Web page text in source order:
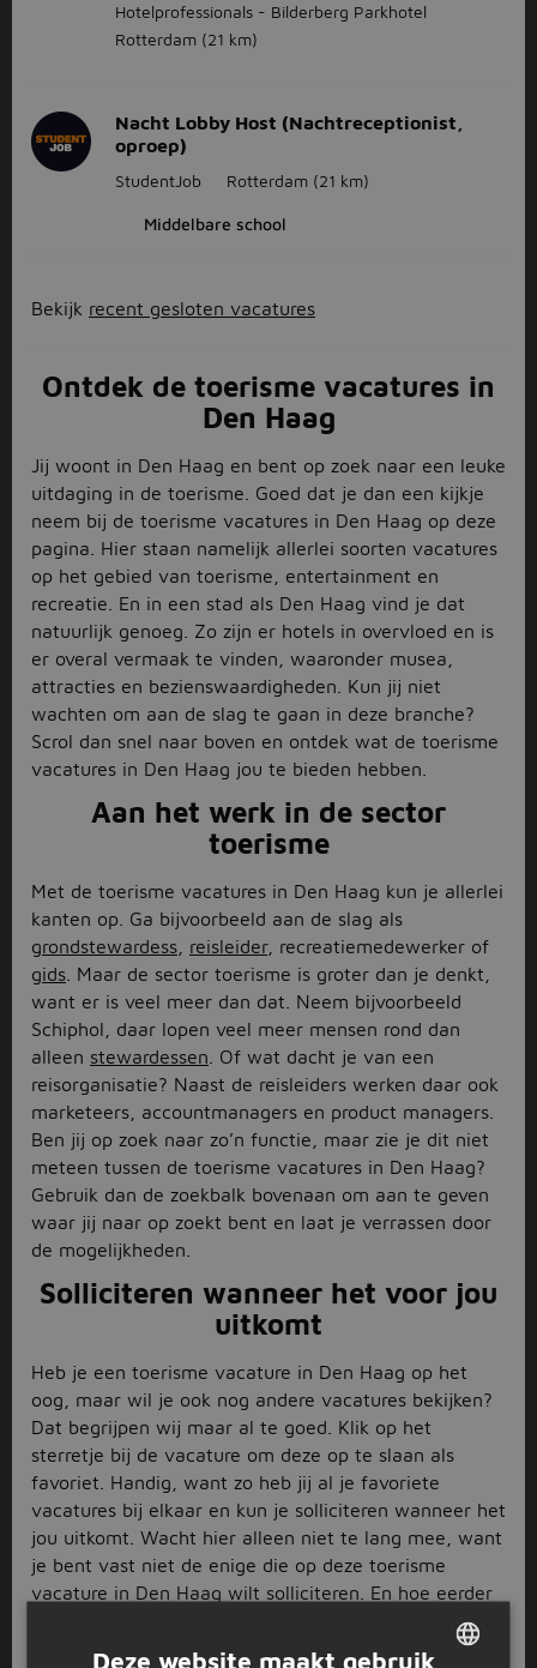
Hotelprofessionals - Bilderberg Parkhotel
Rotterdam (21 km)
Nacht Lobby Host (Nachtreceptionist,
oproep)
StudentJob Rotterdam (21 km)
Middelbare school
Bekijk recent gesloten vacatures
Ontdek de toerisme vacatures in
Den Haag
Jij woont in Den Haag en bent op zoek naar een leuke
uitdaging in de toerisme. Goed dat je dan een kijkje
neem bij de toerisme vacatures in Den Haag op deze
pagina. Hier staan namelijk allerlei soorten vacatures
op het gebied van toerisme, entertainment en
recreatie. En in een stad als Den Haag vind je dat
natuurlijk genoeg. Zo zijn er hotels in overvloed en is
er overal vermaak te vinden, waaronder musea,
attracties en bezienswaardigheden. Kun jij niet
wachten om aan de slag te gaan in deze branche?
Scrol dan snel naar boven en ontdek wat de toerisme
vacatures in Den Haag jou te bieden hebben.
Aan het werk in de sector
toerisme
Met de toerisme vacatures in Den Haag kun je allerlei
kanten op. Ga bijvoorbeeld aan de slag als
grondstewardess
reisleider, recreatiemedewerker of
gids . Maar de sector toerisme is groter dan je denkt,
want er is veel meer dan dat. Neem bijvoorbeeld
Schiphol, daar lopen veel meer mensen rond dan
alleen stewardessen . Of wat dacht je van een
reisorganisatie? Naast de reisleiders werken daar ook
marketeers, accountmanagers en product managers.
Ben jij op zoek naar zo’n functie, maar zie je dit niet
meteen tussen de toerisme vacatures in Den Haag?
Gebruik dan de zoekbalk bovenaan om aan te geven
waar jij naar op zoekt bent en laat je verrassen door
de mogelijkheden.
Solliciteren wanneer het voor jou
uitkomt
Heb je een toerisme vacature in Den Haag op het
oog, maar wil je ook nog andere vacatures bekijken?
Dat begrijpen wij maar al te goed. Klik op het
sterretje bij de vacature om deze op te slaan als
favoriet. Handig, want zo heb jij al je favoriete
vacatures bij elkaar en kun je solliciteren wanneer het
jou uitkomt. Wacht hier alleen niet te lang mee, want
je bent vast niet de enige die op deze toerisme
vacature in Den Haag wilt solliciteren. En hoe eerder
beter. Misschien start jij dan binnenkort al met een
Deze website maakt gebruik